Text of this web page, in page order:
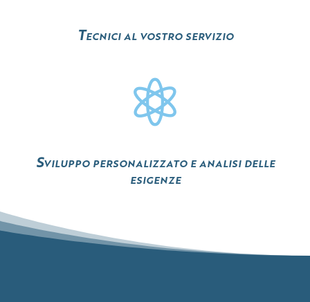
Tecnici al vostro servizio

Sviluppo personalizzato e analisi delle
esigenze